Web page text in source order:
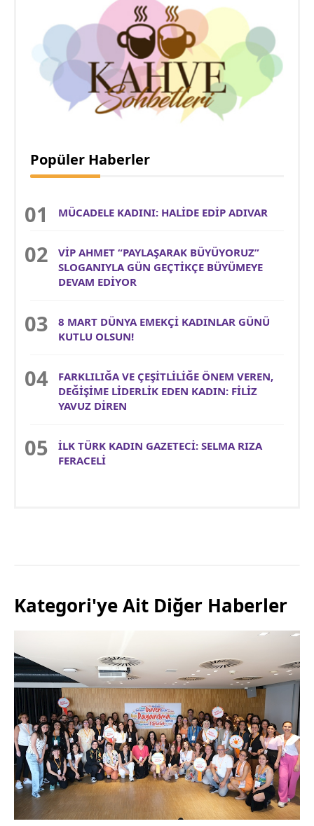
Popüler Haberler
MÜCADELE KADINI: HALİDE EDİP ADIVAR
VİP AHMET “PAYLAŞARAK BÜYÜYORUZ”
SLOGANIYLA GÜN GEÇTİKÇE BÜYÜMEYE
DEVAM EDİYOR
8 MART DÜNYA EMEKÇİ KADINLAR GÜNÜ
KUTLU OLSUN!
FARKLILIĞA VE ÇEŞİTLİLİĞE ÖNEM VEREN,
DEĞİŞİME LİDERLİK EDEN KADIN: FİLİZ
YAVUZ DİREN
İLK TÜRK KADIN GAZETECİ: SELMA RIZA
FERACELİ
Kategori'ye Ait Diğer Haberler